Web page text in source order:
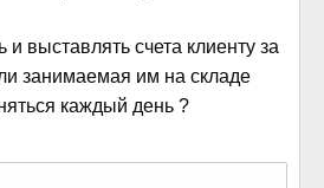
и выставлять счета клиенту за
занимаемая им на складе
каждый день ?